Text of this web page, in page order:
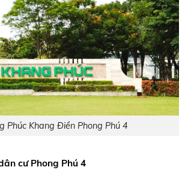
Phúc Khang Điền Phong Phú 4
cư Phong Phú 4